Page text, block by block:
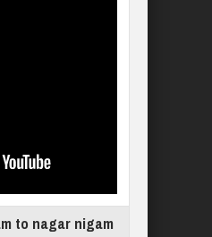
to nagar nigam